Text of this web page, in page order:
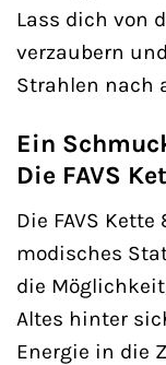
Lass dich von
verzaubern
Strahlen nach
Ein
Die FAVS
Die FAVS
modisches
die
Altes hinter
Energie in die